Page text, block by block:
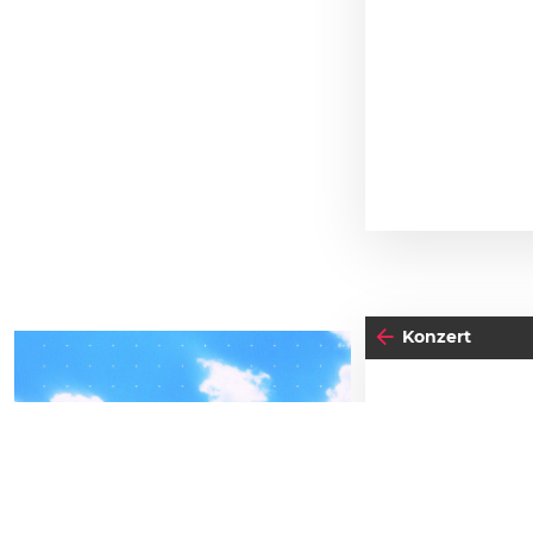
Konzert